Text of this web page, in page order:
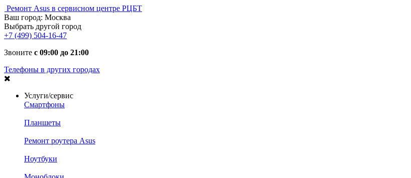
Ремонт Asus в сервисном центре РЦБТ
Ваш город: Москва
Выбрать другой город
+7 (499) 504-16-47
Звоните с 09:00 до 21:00
Телефоны в других городах
Услуги/сервис
Смартфоны
Планшеты
Ремонт роутера Asus
Ноутбуки